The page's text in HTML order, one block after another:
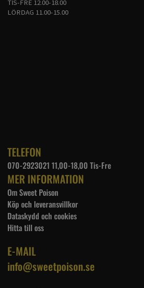
TIS-FRE 12.00-18.00
LÖRDAG 11.00-15.00
TELEFON
070-2923021 11,00-18,00 Tis-Fre
MER INFORMATION
Om Sweet Poison
Köp och leveransvillkor
Dataskydd och cookies
Hitta till oss
E-MAIL
info@sweetpoison.se